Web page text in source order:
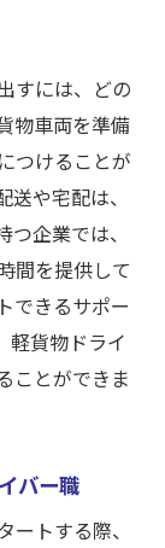
すには、どの
物車両を準備
つけることが
や宅配は、
企業では、
間を提供して
できるサポー
軽貨物ドライ
ことができま
バー職
トする際、